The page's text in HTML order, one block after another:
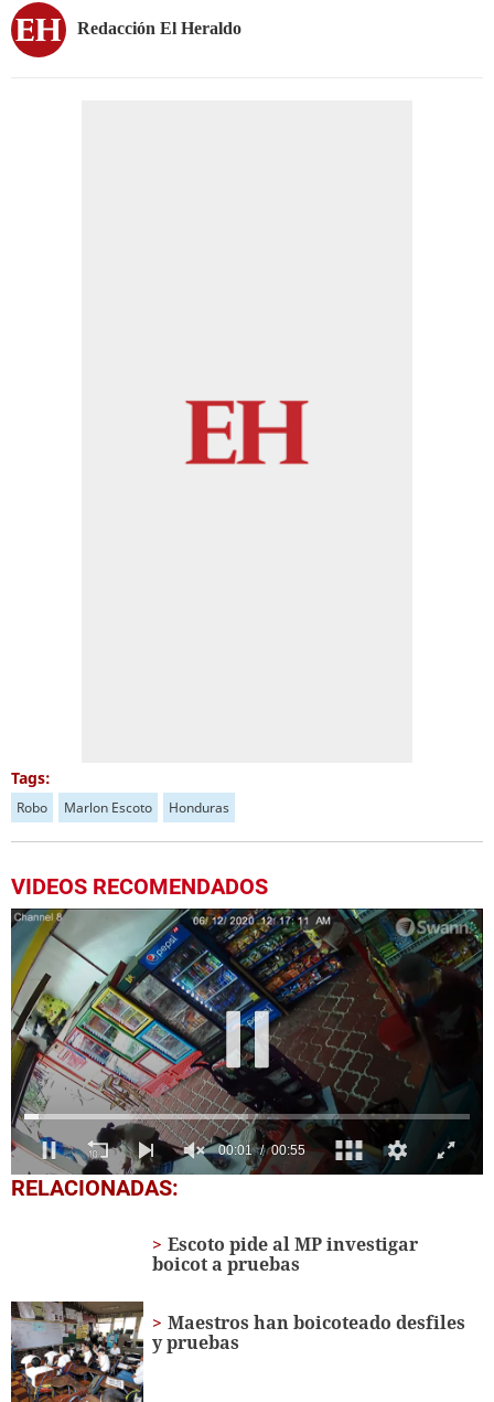
Redacción El Heraldo
Tags:
Robo Marlon Escoto Honduras
VIDEOS RECOMENDADOS
0
seconds
00:04 00:55
RELACIONADAS:
Escoto pide al MP investigar
boicot a pruebas
Maestros han boicoteado desfiles
y pruebas